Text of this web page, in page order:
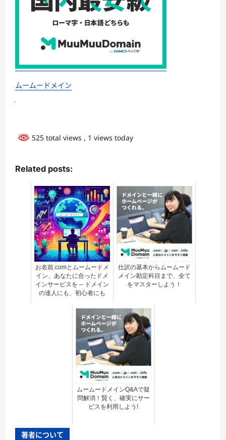
ムームードメイン
525 total views , 1 views today
Related posts:
お名前.comとムームードメ
イン、あなたに合ったドメ
インサービスを -- ドメイン
の達人にも、初心者にも
仕訳の基本からムームード
メイン勘定科目まで、全て
をマスターしよう！
ムームードメインQ&Aで疑
問解消！賢く、確実にサー
ビスを利用しよう!
著者について